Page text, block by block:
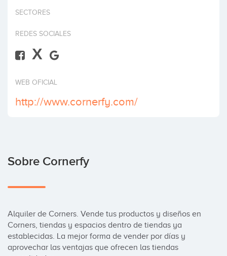
Invertir
SECTORES
REDES SOCIALES
X
WEB OFICIAL
http://www.cornerfy.com/
Sobre Cornerfy
Alquiler de Corners. Vende tus productos y diseños en
Corners, tiendas y espacios dentro de tiendas ya
establecidas. La mejor forma de vender por días y
aprovechar las ventajas que ofrecen las tiendas